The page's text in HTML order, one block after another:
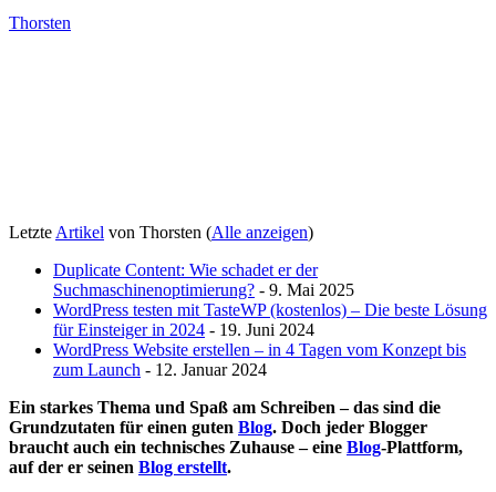
Thorsten
Letzte Artikel von Thorsten (Alle anzeigen)
Duplicate Content: Wie schadet er der
Suchmaschinenoptimierung? - 9. Mai 2025
WordPress testen mit TasteWP (kostenlos) – Die beste Lösung
für Einsteiger in 2024 - 19. Juni 2024
WordPress Website erstellen – in 4 Tagen vom Konzept bis
zum Launch - 12. Januar 2024
Ein starkes Thema und Spaß am Schreiben – das sind die
Grundzutaten für einen guten Blog. Doch jeder Blogger
braucht auch ein technisches Zuhause – eine Blog-Plattform,
auf der er seinen Blog erstellt.